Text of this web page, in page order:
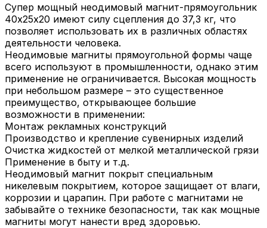
Супер мощный неодимовый магнит-прямоугольник
40х25х20 имеют силу сцепления до 37,3 кг, что
позволяет использовать их в различных областях
деятельности человека.
Неодимовые магниты прямоугольной формы чаще
всего используют в промышленности, однако этим
применение не ограничивается. Высокая мощность
при небольшом размере – это существенное
преимущество, открывающее большие
возможности в применении:
Монтаж рекламных конструкций
Производство и крепление сувенирных изделий
Очистка жидкостей от мелкой металлической грязи
Применение в быту и т.д.
Неодимовый магнит покрыт специальным
никелевым покрытием, которое защищает от влаги,
коррозии и царапин. При работе с магнитами не
забывайте о технике безопасности, так как мощные
магниты могут нанести вред здоровью.